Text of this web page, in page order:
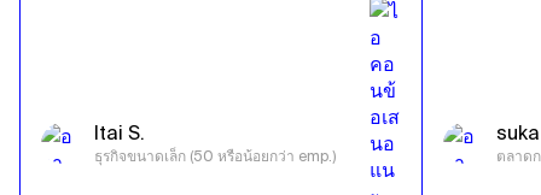
Itai S.
ธุรกิจขนาดเล็ก (50 หรือน้อยกว่า emp.) ตลาด